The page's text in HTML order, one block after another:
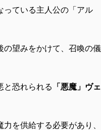
っている主人公の「アル
の望みをかけて、召喚の儀
と恐れられる
「悪魔」ヴェ
を供給する必要があり、